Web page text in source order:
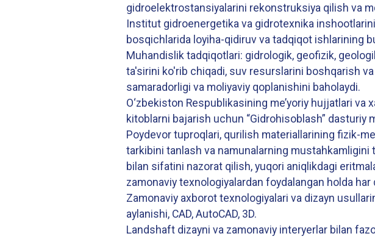
gidroelektrostansiyalarini rekonstruksiya qilish va
Institut gidroenergetika va gidrotexnika
bosqichlarida loyiha-qidiruv va tadqiqot ishlarining
Muhandislik tadqiqotlari: gidrologik, geofizik,
ta'sirini ko'rib chiqadi, suv resurslarini boshqarish
samaradorligi va moliyaviy qoplanishini baholaydi.
O‘zbekiston Respublikasining me’yoriy hujjatlari
kitoblarni bajarish uchun “Gidrohisoblash” dasturiy
Poydevor tuproqlari, qurilish materiallarining fizik-
tarkibini tanlash va namunalarning
bilan sifatini nazorat qilish, yuqori aniqlikdagi
zamonaviy texnologiyalardan foydalangan holda
Zamonaviy axborot texnologiyalari va dizayn
aylanishi, CAD, AutoCAD, 3D.
Landshaft dizayni va zamonaviy interyerlar bilan